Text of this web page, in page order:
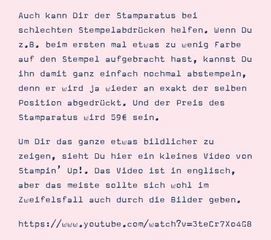
Auch kann Dir der Stamparatus bei
schlechten Stempelabdrücken helfen. Wenn Du
z.B. beim ersten mal etwas zu wenig Farbe
auf den Stempel aufgebracht hast, kannst Du
ihn damit ganz einfach nochmal abstempeln,
denn er wird ja wieder an exakt der selben
Position abgedrückt. Und der Preis des
Stamparatus wird 59€ sein.
Um Dir das ganze etwas bildlicher zu
zeigen, sieht Du hier ein kleines Video von
Stampin’ Up!. Das Video ist in englisch,
aber das meiste sollte sich wohl im
Zweifelsfall auch durch die Bilder geben.
https://www.youtube.com/watch?v=3teCr7Xo4G8